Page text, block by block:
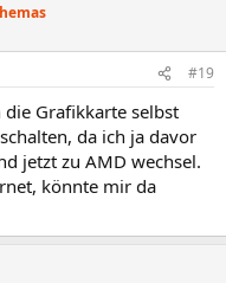
#19
Grafikkarte selbst
da ich ja davor
jetzt zu AMD wechsel.
könnte mir da